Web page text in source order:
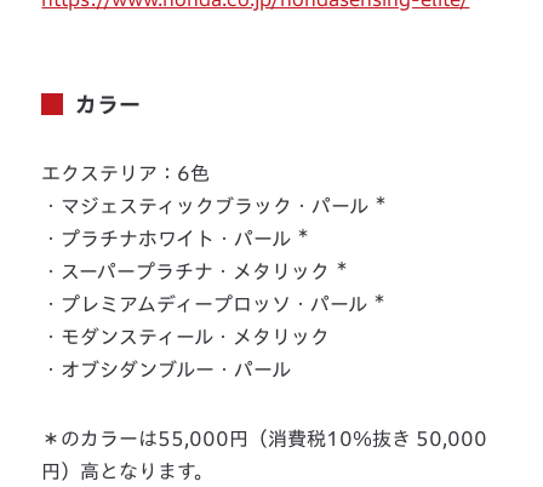
カラー
エクステリア：6色
・マジェスティックブラック・パール ＊
・プラチナホワイト・パール ＊
・スーパープラチナ・メタリック ＊
・プレミアムディープロッソ・パール ＊
・モダンスティール・メタリック
・オブシダンブルー・パール
＊のカラーは55,000円（消費税10％抜き 50,000
円）高となります。